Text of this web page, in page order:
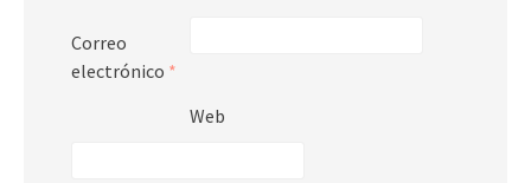
Correo
electrónico *
Web